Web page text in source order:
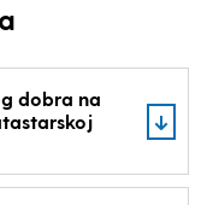
dobra na